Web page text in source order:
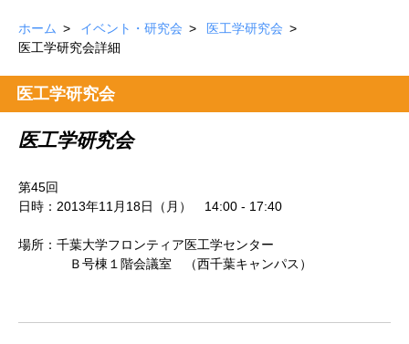
ホーム イベント・研究会
医工学研究会
医工学研究会詳細
医工学研究会
医工学研究会
第45回
日時：2013年11月18日（月） 14:00 - 17:40
場所：千葉大学フロンティア医工学センター
Ｂ号棟１階会議室 （西千葉キャンパス）